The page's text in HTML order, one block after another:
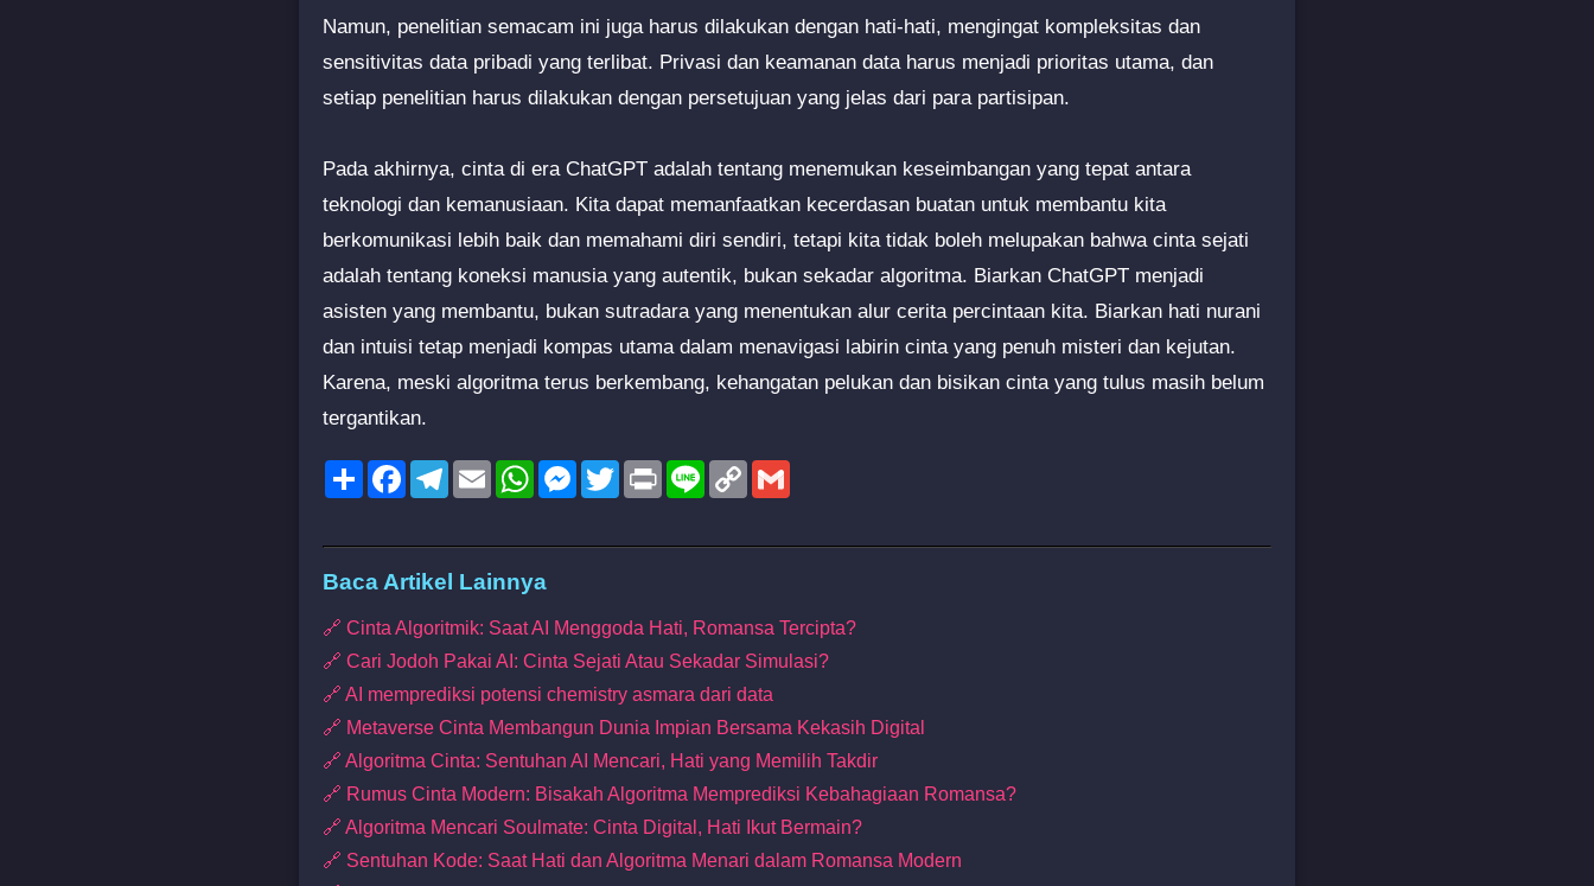
Namun, penelitian semacam ini juga harus dilakukan dengan hati-hati, mengingat kompleksitas dan
sensitivitas data pribadi yang terlibat. Privasi dan keamanan data harus menjadi prioritas utama, dan
setiap penelitian harus dilakukan dengan persetujuan yang jelas dari para partisipan.
Pada akhirnya, cinta di era ChatGPT adalah tentang menemukan keseimbangan yang tepat antara
teknologi dan kemanusiaan. Kita dapat memanfaatkan kecerdasan buatan untuk membantu kita
berkomunikasi lebih baik dan memahami diri sendiri, tetapi kita tidak boleh melupakan bahwa cinta sejati
adalah tentang koneksi manusia yang autentik, bukan sekadar algoritma. Biarkan ChatGPT menjadi
asisten yang membantu, bukan sutradara yang menentukan alur cerita percintaan kita. Biarkan hati nurani
dan intuisi tetap menjadi kompas utama dalam menavigasi labirin cinta yang penuh misteri dan kejutan.
Karena, meski algoritma terus berkembang, kehangatan pelukan dan bisikan cinta yang tulus masih belum
tergantikan.
ShareFacebookTelegram
EmailWhatsAppMessenger
TwitterPrint Line Copy
Link
Baca Artikel Lainnya
🔗 Cinta Algoritmik: Saat AI Menggoda Hati, Romansa Tercipta?
🔗 Cari Jodoh Pakai AI: Cinta Sejati Atau Sekadar Simulasi?
🔗 AI memprediksi potensi chemistry asmara dari data
🔗 Metaverse Cinta Membangun Dunia Impian Bersama Kekasih Digital
🔗 Algoritma Cinta: Sentuhan AI Mencari, Hati yang Memilih Takdir
🔗 Rumus Cinta Modern: Bisakah Algoritma Memprediksi Kebahagiaan Romansa?
🔗 Algoritma Mencari Soulmate: Cinta Digital, Hati Ikut Bermain?
🔗 Sentuhan Kode: Saat Hati dan Algoritma Menari dalam Romansa Modern